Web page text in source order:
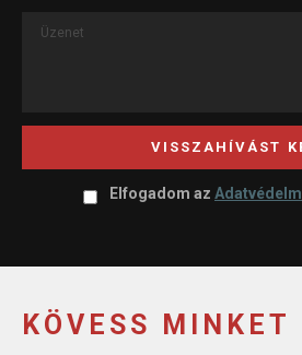
VISSZAHÍVÁST
Elfogadom az
KÖVESS MINKET